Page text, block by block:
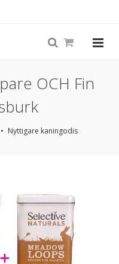
OCH Fin
Nyttigare kaningodis